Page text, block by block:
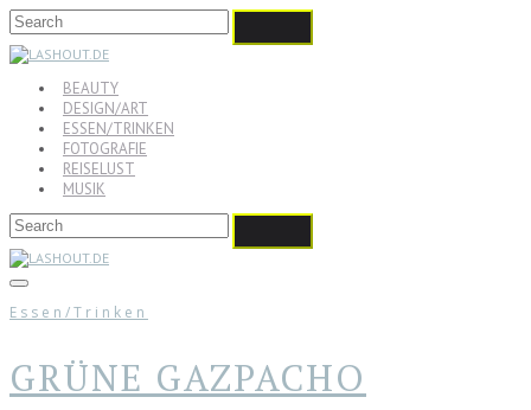
BEAUTY
DESIGN/ART
ESSEN/TRINKEN
FOTOGRAFIE
REISELUST
MUSIK
Essen/Trinken
GRÜNE GAZPACHO